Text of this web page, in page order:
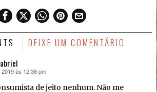
DEIXE UM COMENTÁRIO
às 12:38 pm
de jeito nenhum. Não me